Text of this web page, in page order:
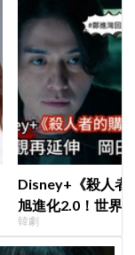
Disney+《殺人者
旭進化2.0！世界
登場竟殺了「他」
韓劇